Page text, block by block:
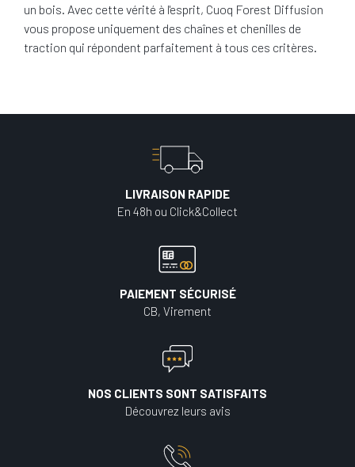
un bois. Avec cette vérité à l'esprit, Cuoq Forest Diffusion
vous propose uniquement des chaînes et chenilles de
traction qui répondent parfaitement à tous ces critères.
LIVRAISON RAPIDE
En 48h ou Click&Collect
PAIEMENT SÉCURISÉ
CB, Virement
NOS CLIENTS SONT SATISFAITS
Découvrez leurs avis